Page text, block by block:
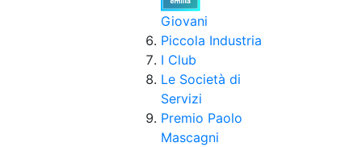
Giovani
Piccola Industria
I Club
Le Società di
Servizi
Premio Paolo
Mascagni